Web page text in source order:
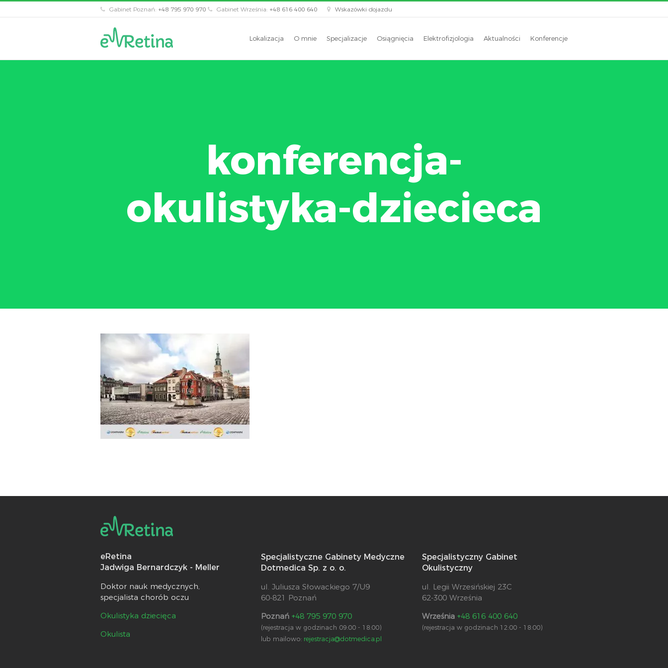
Gabinet Poznań: +48 795 970 970 Gabinet Września: +48 616 400 640 Wskazówki dojazdu
Lokalizacja O mnie Specjalizacje Osiągnięcia Elektrofizjologia Aktualności Konferencje
konferencja-
okulistyka-dziecieca
eRetina
Jadwiga Bernardczyk - Meller
Doktor nauk medycznych,
specjalista chorób oczu
Okulistyka dziecięca
Okulista
Specjalistyczne Gabinety Medyczne
Dotmedica Sp. z o. o.
ul. Juliusza Słowackiego 7/U9
60-821 Poznań
Poznań +48 795 970 970
(rejestracja w godzinach 09:00 - 18:00)
lub mailowo: rejestracja@dotmedica.pl
Specjalistyczny Gabinet
Okulistyczny
ul. Legii Wrzesińskiej 23C
62-300 Września
Września +48 616 400 640
(rejestracja w godzinach 12:00 - 18:00)